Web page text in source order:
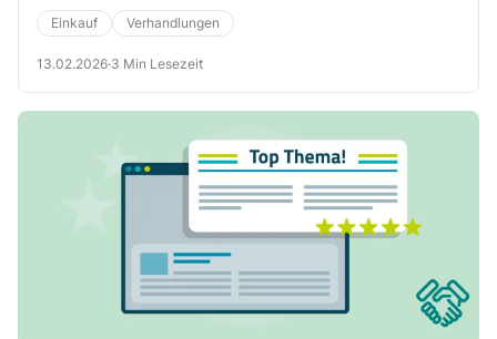
Faktenbasis verfügen. Das Verblüffende dabei ist, dass die Verkäufer
damit häufig durchkommen – sie sind erfolgreich, indem sie Zweifel
streuen, Druck aufbauen, Ängste auslösen und eine trügerische
Einkauf Verhandlungen
13.02.2026·3 Min Lesezeit